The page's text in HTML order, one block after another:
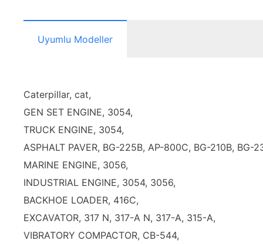
Uyumlu Modeller
Caterpillar, cat,
GEN SET ENGINE, 3054,
TRUCK ENGINE, 3054,
ASPHALT PAVER, BG-225B, AP-800C, BG-210B, BG-
MARINE ENGINE, 3056,
INDUSTRIAL ENGINE, 3054, 3056,
BACKHOE LOADER, 416C,
EXCAVATOR, 317 N, 317-A N, 317-A, 315-A,
VIBRATORY COMPACTOR, CB-544,